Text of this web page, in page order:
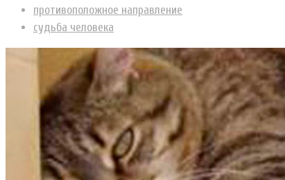
противоположное направление
судьба человека